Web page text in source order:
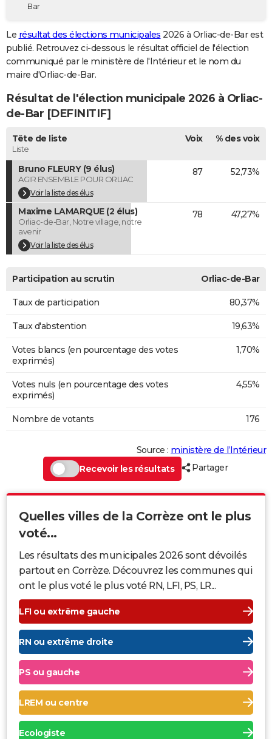
Destinations
City break
Voyage nature
Voyage de noces
Forum
GUIDES D'ACHAT
BONS PLANS
Carte de Noël
Carte Bonne année
Carte Saint-Valentin
Carte Pâques
Carte d'anniversaire
DICTIONNAIRE
Dictionnaire
Biographies
Citations
Expressions
Proverbes
PROGRAMME TV
COPAINS D'AVANT
S'inscrire
Se connecter
Lycées
Collèges
Primaires
Universités
Entreprises
Service militaire
Avis de recherche
AVIS DE DÉCÈS
FORUM
Bricolage
Lifestyle
Culture
Sport
Auto
Television
Voyage
Cinema
Bar
Le résultat des élections municipales 2026 à Orliac-de-Bar est
publié. Retrouvez ci-dessous le résultat officiel de l'élection
communiqué par le ministère de l'Intérieur et le nom du
maire d'Orliac-de-Bar.
Résultat de l'élection municipale 2026 à Orliac-
de-Bar [DEFINITIF]
Tête de liste
Liste
Voix % des voix
Bruno FLEURY (9 élus)
AGIR ENSEMBLE POUR ORLIAC
Voir la liste des élus
87 52,73%
Maxime LAMARQUE (2 élus)
Orliac-de-Bar, Notre village, notre
avenir
Voir la liste des élus
78 47,27%
Participation au scrutin Orliac-de-Bar
Taux de participation 80,37%
Taux d'abstention 19,63%
Votes blancs (en pourcentage des votes
exprimés)
1,70%
Votes nuls (en pourcentage des votes
exprimés)
4,55%
Nombre de votants 176
Source : ministère de l’Intérieur
Recevoir les résultats
Partager
Quelles villes de la Corrèze ont le plus
voté...
Les résultats des municipales 2026 sont dévoilés
partout en Corrèze. Découvrez les communes qui
ont le plus voté le plus voté RN, LFI, PS, LR...
LFI ou extrême gauche
RN ou extrême droite
PS ou gauche
LREM ou centre
Ecologiste